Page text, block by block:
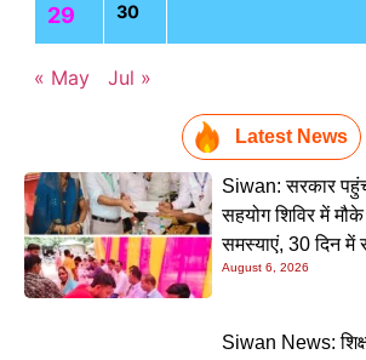
29 30
« May Jul »
Latest News
Siwan: सरकार
सहयोग शिविर में
समस्याएं, 30 दिन में
August 6, 2026
Siwan News: